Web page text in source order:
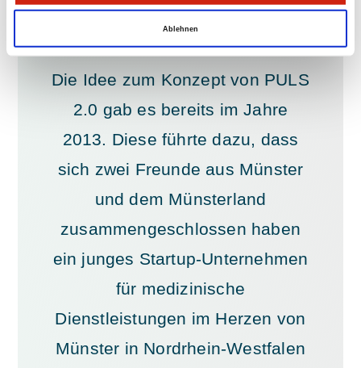
Ablehnen
Die Idee zum Konzept von PULS
2.0 gab es bereits im Jahre
2013. Diese führte dazu, dass
sich zwei Freunde aus Münster
und dem Münsterland
zusammengeschlossen haben
ein junges Startup-Unternehmen
für medizinische
Dienstleistungen im Herzen von
Münster in Nordrhein-Westfalen